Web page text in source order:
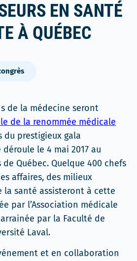
EN SANTÉ
À QUÉBEC
de la médecine seront
de la renommée médicale
du prestigieux gala
le 4 mai 2017 au
de Québec. Quelque 400 chefs
affaires, des milieux
la santé assisteront à cette
par l’Association médicale
par la Faculté de
Laval.
et en collaboration